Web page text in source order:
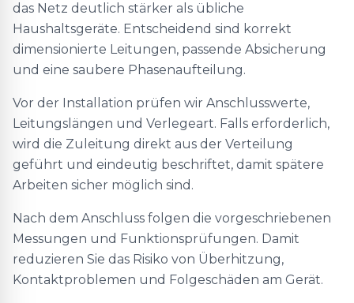
das Netz deutlich stärker als übliche
Haushaltsgeräte. Entscheidend sind korrekt
dimensionierte Leitungen, passende Absicherung
und eine saubere Phasenaufteilung.
Vor der Installation prüfen wir Anschlusswerte,
Leitungslängen und Verlegeart. Falls erforderlich,
wird die Zuleitung direkt aus der Verteilung
geführt und eindeutig beschriftet, damit spätere
Arbeiten sicher möglich sind.
Nach dem Anschluss folgen die vorgeschriebenen
Messungen und Funktionsprüfungen. Damit
reduzieren Sie das Risiko von Überhitzung,
Kontaktproblemen und Folgeschäden am Gerät.